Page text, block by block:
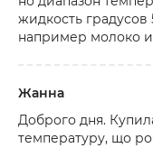
жидкость градусов
например молоко
Жанна
Доброго дня.
температуру, що